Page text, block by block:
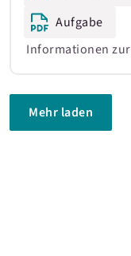
Aufgabe
Informationen
Mehr laden